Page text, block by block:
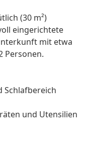
(30 m²)
eingerichtete
mit etwa
Personen.
Schlafbereich
und Utensilien